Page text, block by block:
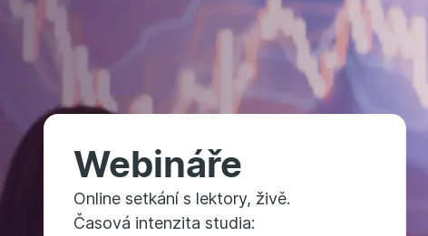
Webináře
Online setkání s lektory, živě.
Časová intenzita studia: